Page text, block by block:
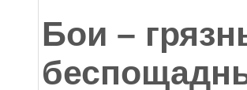
Бои –